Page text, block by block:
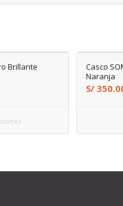
Brillante
Casco
Naranja
S/